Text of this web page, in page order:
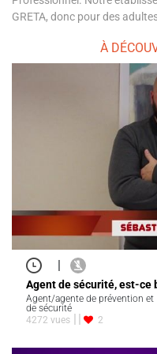
GRETA, donc pour des
À
|
Agent de sécurité, est-ce
Agent/agente de prévention et
de sécurité
4272 vues
2